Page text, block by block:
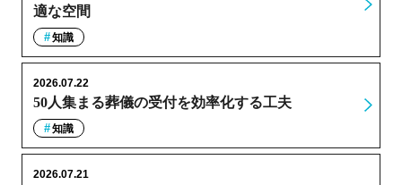
適な空間
知識
50人集まる葬儀の受付を効率化する工夫
2026.07.22
知識
2026.07.21